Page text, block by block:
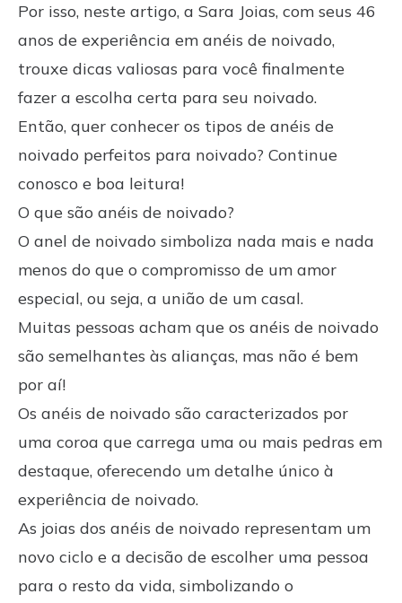
Por isso, neste artigo, a Sara Joias, com seus 46
anos de experiência em anéis de noivado,
trouxe dicas valiosas para você finalmente
fazer a escolha certa para seu noivado.
Então, quer conhecer os tipos de anéis de
noivado perfeitos para noivado? Continue
conosco e boa leitura!
O que são anéis de noivado?
O anel de noivado simboliza nada mais e nada
menos do que o compromisso de um amor
especial, ou seja, a união de um casal.
Muitas pessoas acham que os anéis de noivado
são semelhantes às alianças, mas não é bem
por aí!
Os anéis de noivado são caracterizados por
uma coroa que carrega uma ou mais pedras em
destaque, oferecendo um detalhe único à
experiência de noivado.
As joias dos anéis de noivado representam um
novo ciclo e a decisão de escolher uma pessoa
para o resto da vida, simbolizando o